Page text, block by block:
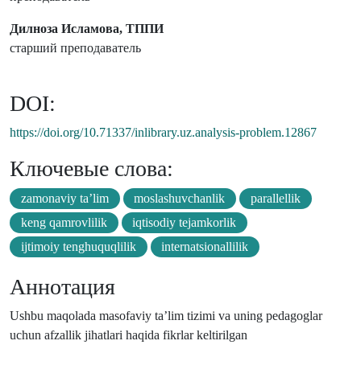
Дилноза Исламова, ТППИ
старший преподаватель
DOI:
https://doi.org/10.71337/inlibrary.uz.analysis-problem.12867
Ключевые слова:
zamonaviy ta’lim moslashuvchanlik
parallellik
keng qamrovlilik
iqtisodiy tejamkorlik
ijtimoiy tenghuquqlilik
internatsionallilik
Аннотация
Ushbu maqolada masofaviy ta’lim tizimi va uning pedagoglar
uchun afzallik jihatlari haqida fikrlar keltirilgan